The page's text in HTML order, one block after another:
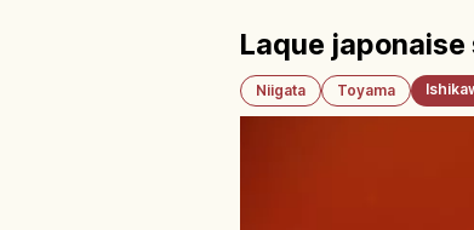
Laque
Niigata Toyama